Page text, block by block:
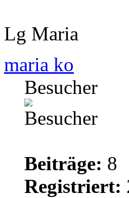
Lg Maria
maria ko
Besucher
Beiträge: 8
Registriert: